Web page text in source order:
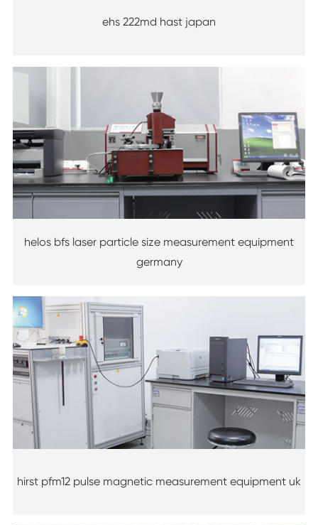
ehs 222md hast japan
helos bfs laser particle size measurement equipment
germany
hirst pfm12 pulse magnetic measurement equipment uk